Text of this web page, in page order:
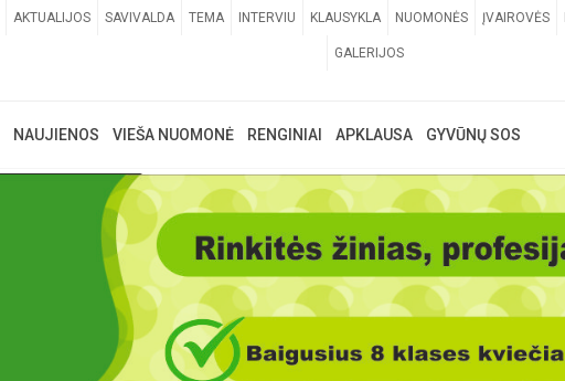
AKTUALIJOS SAVIVALDA TEMA INTERVIU KLAUSYKLA NUOMONĖS ĮVAIROVĖS
GALERIJOS
NAUJIENOS VIEŠA NUOMONĖ RENGINIAI APKLAUSA GYVŪNŲ SOS